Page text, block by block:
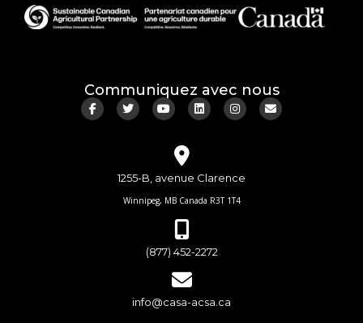
Communiquez avec nous
1255-B, avenue Clarence
Winnipeg, MB Canada R3T 1T4
(877) 452-2272
info@casa-acsa.ca